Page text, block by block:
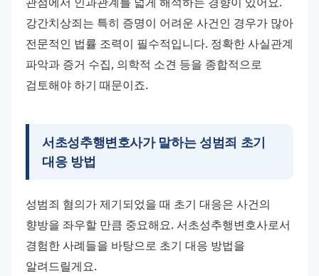
강간치상죄는 특히 증명이 어려운 사건인 경우가 많아
전문적인 법률 조력이 필수적입니다. 정확한 사실관계
파악과 증거 수집, 의학적 소견 등을 종합적으로
검토해야 하기 때문이죠.
서초성추행변호사가 말하는 성범죄 초기
대응 방법
성범죄 혐의가 제기되었을 때 초기 대응은 사건의
향방을 좌우할 만큼 중요해요. 서초성추행변호사로서
경험한 사례들을 바탕으로 초기 대응 방법을
알려드릴게요.